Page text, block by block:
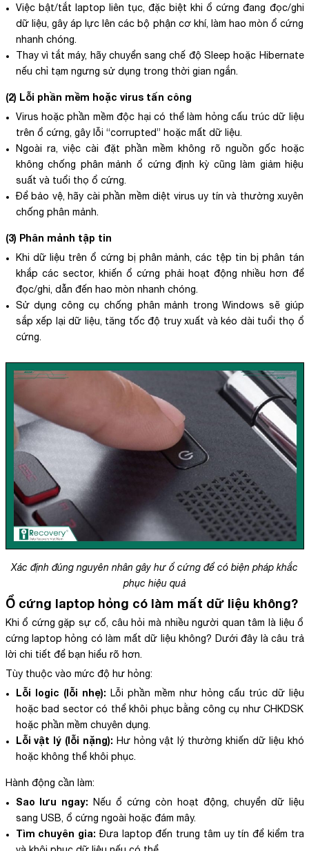
Việc bật/tắt laptop liên tục, đặc biệt khi ổ cứng đang đọc/ghi
dữ liệu, gây áp lực lên các bộ phận cơ khí, làm hao mòn ổ cứng
nhanh chóng.
Thay vì tắt máy, hãy chuyển sang chế độ Sleep hoặc Hibernate
nếu chỉ tạm ngưng sử dụng trong thời gian ngắn.
(2) Lỗi phần mềm hoặc virus tấn công
Virus hoặc phần mềm độc hại có thể làm hỏng cấu trúc dữ liệu
trên ổ cứng, gây lỗi “corrupted” hoặc mất dữ liệu.
Ngoài ra, việc cài đặt phần mềm không rõ nguồn gốc hoặc
không chống phân mảnh ổ cứng định kỳ cũng làm giảm hiệu
suất và tuổi thọ ổ cứng.
Để bảo vệ, hãy cài phần mềm diệt virus uy tín và thường xuyên
chống phân mảnh.
(3) Phân mảnh tập tin
Khi dữ liệu trên ổ cứng bị phân mảnh, các tệp tin bị phân tán
khắp các sector, khiến ổ cứng phải hoạt động nhiều hơn để
đọc/ghi, dẫn đến hao mòn nhanh chóng.
Sử dụng công cụ chống phân mảnh trong Windows sẽ giúp
sắp xếp lại dữ liệu, tăng tốc độ truy xuất và kéo dài tuổi thọ ổ
cứng.
Xác định đúng nguyên nhân gây hư ổ cứng để có biện pháp khắc
phục hiệu quả
Ổ cứng laptop hỏng có làm mất dữ liệu không?
Khi ổ cứng gặp sự cố, câu hỏi mà nhiều người quan tâm là liệu ổ
cứng laptop hỏng có làm mất dữ liệu không? Dưới đây là câu trả
lời chi tiết để bạn hiểu rõ hơn.
Tùy thuộc vào mức độ hư hỏng:
Lỗi logic (lỗi nhẹ): Lỗi phần mềm như hỏng cấu trúc dữ liệu
hoặc bad sector có thể khôi phục bằng công cụ như CHKDSK
hoặc phần mềm chuyên dụng.
Lỗi vật lý (lỗi nặng): Hư hỏng vật lý thường khiến dữ liệu khó
hoặc không thể khôi phục.
Hành động cần làm:
Sao lưu ngay:Nếu ổ cứng còn hoạt động, chuyển dữ liệu
sang USB, ổ cứng ngoài hoặc đám mây.
Tìm chuyên gia: Đưa laptop đến trung tâm uy tín để kiểm tra